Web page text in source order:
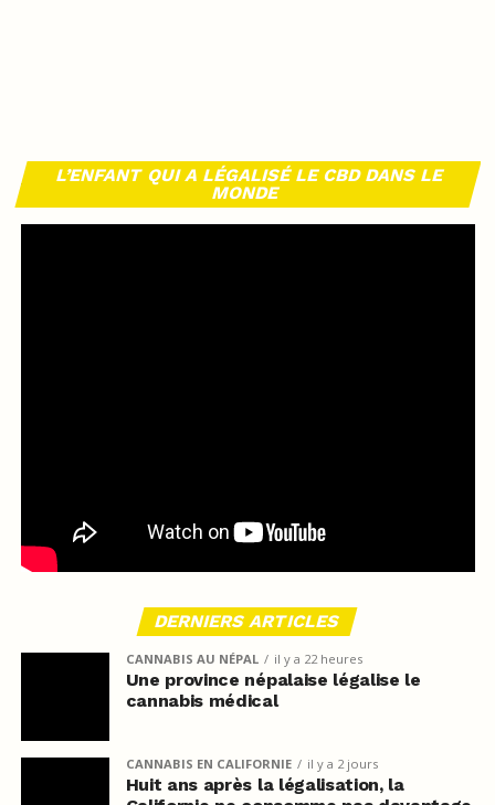
L’ENFANT QUI A LÉGALISÉ LE CBD DANS LE
MONDE
DERNIERS ARTICLES
CANNABIS AU NÉPAL il y a 22 heures
Une province népalaise légalise le
cannabis médical
CANNABIS EN CALIFORNIE il y a 2 jours
Huit ans après la légalisation, la